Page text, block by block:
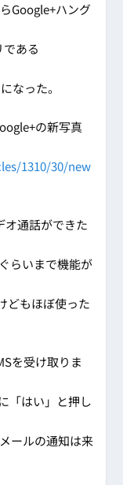
Google+ハング
ある
なった。
の新写真
1310/30/new
オ通話ができた
らいまで機能が
どもほぼ使った
を受け取りま
「はい」と押し
ールの通知は来